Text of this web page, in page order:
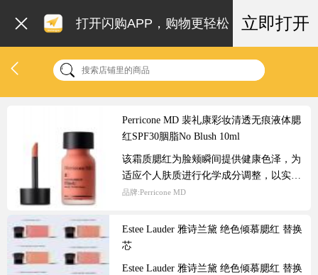
打开闪购APP，购物更轻松 立即打开
Perricone MD 裴礼康彩妆清透无痕液体腮
红SPF30胭脂No Blush 10ml
该霜质腮红为脸颊瞬间提供健康色泽，为
适应个人肤质进行化学成分调整，以实现
最佳控制并获得自然的红晕。 它的青春
助改善和塑造肌肤轮廓，获得更好的造型
效果。 肌肤将散发天然光泽，获得完美
品牌:Perricone MD
Estee Lauder 雅诗兰黛 绝色倾慕腮红 替换
芯
Estee Lauder 雅诗兰黛 绝色倾慕腮红 替换